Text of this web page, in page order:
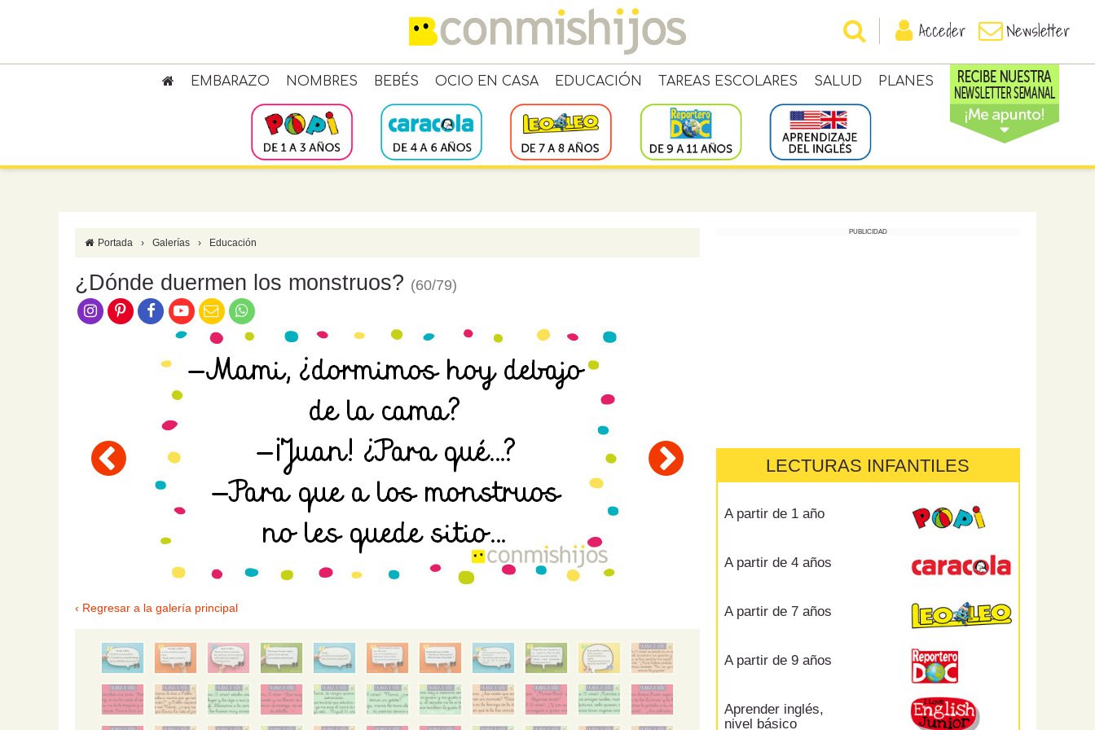
Acceder Newsletter
EMBARAZO NOMBRES BEBÉS OCIO EN CASA EDUCACIÓN TAREAS ESCOLARES SALUD PLANES
Portada › Galerías › Educación
¿Dónde duermen los monstruos? (60/79)
‹ Regresar a la galería principal
PUBLICIDAD
LECTURAS INFANTILES
A partir de 1 año
A partir de 4 años
A partir de 7 años
A partir de 9 años
Aprender inglés,
nivel básico